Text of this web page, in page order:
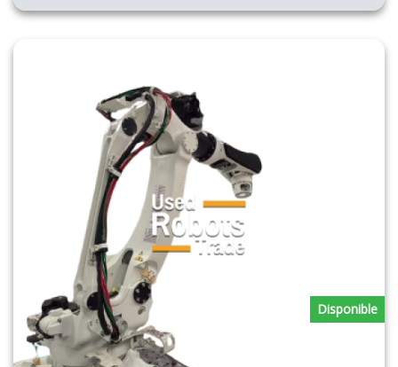
Disponible